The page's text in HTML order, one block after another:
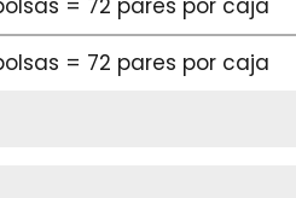
= 72 pares por caja
= 72 pares por caja